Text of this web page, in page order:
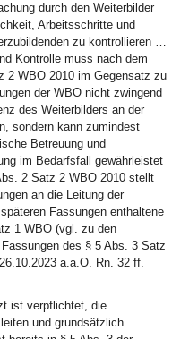
durch den Weiterbilder
Arbeitsschritte und
zu kontrollieren …
Kontrolle muss nach dem
2 WBO 2010 im Gegensatz zu
der WBO nicht zwingend
des Weiterbilders an der
sondern kann zumindest
Betreuung und
im Bedarfsfall gewährleistet
2 Satz 2 WBO 2010 stellt
an die Leitung der
Fassungen enthaltene
1 WBO (vgl. zu den
des § 5 Abs. 3 Satz
a.a.O. Rn. 32 ff.
ist verpflichtet, die
und grundsätzlich